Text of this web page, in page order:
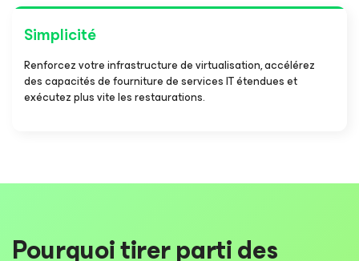
Simplicité
Renforcez votre infrastructure de virtualisation, accélérez
des capacités de fourniture de services IT étendues et
exécutez plus vite les restaurations.
Pourquoi tirer parti des